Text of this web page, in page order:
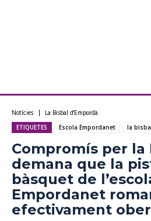
Notícies La Bisbal d'Empordà
ETIQUETES Escola Empordanet la
Compromís per la
demana que la
bàsquet de
Empordanet
efectivament